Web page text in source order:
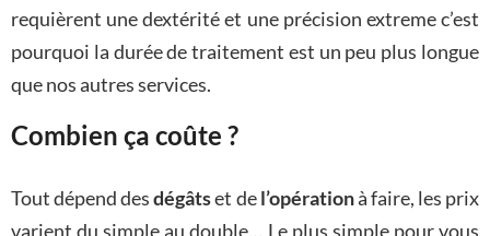
requièrent une dextérité et une précision extreme c’est
pourquoi la durée de traitement est un peu plus longue
que nos autres services.
Combien ça coûte ?
Tout dépend desdégâtset del’opérationà faire, les prix
varient du simple au double… Le plus simple pour vous